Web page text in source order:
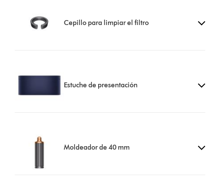
Cepillo para limpiar el filtro
Estuche de presentación
Moldeador de 40 mm